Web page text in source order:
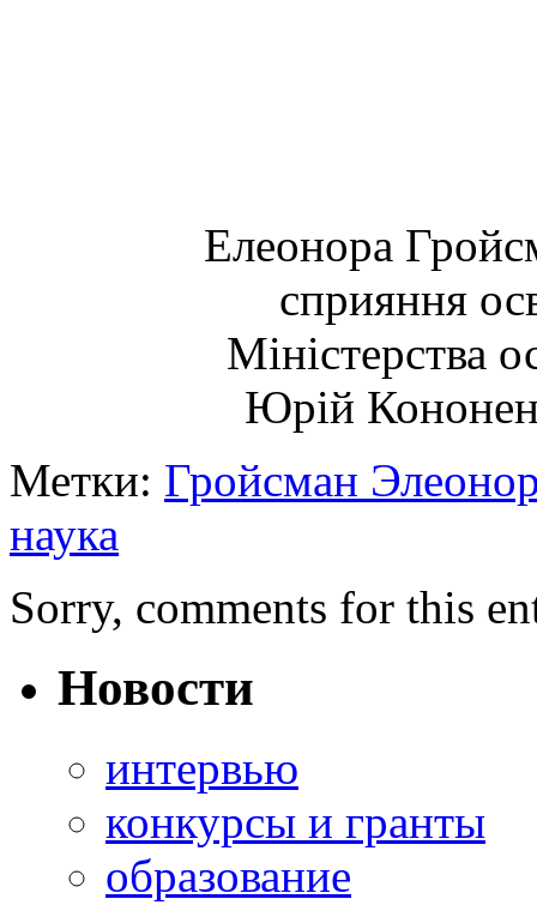
Елеонора
сприяння
Міністерства
Юрій
Метки: Гройсман
наука
Sorry, comments for this
Новости
интервью
конкурсы и гранты
образование